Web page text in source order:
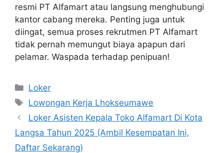
resmi PT Alfamart atau langsung menghubungi
kantor cabang mereka. Penting juga untuk
diingat, semua proses rekrutmen PT Alfamart
tidak pernah memungut biaya apapun dari
pelamar. Waspada terhadap penipuan!
Kategori
Loker
Tag
Lowongan Kerja Lhokseumawe
Loker Asisten Kepala Toko Alfamart Di Kota
Langsa Tahun 2025 (Ambil Kesempatan Ini,
Daftar Sekarang)